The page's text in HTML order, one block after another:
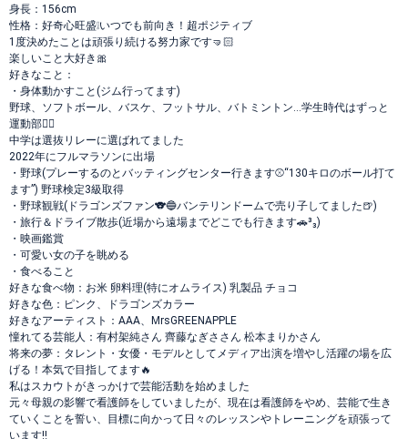
身長：156cm
性格：好奇心旺盛❕いつでも前向き！超ポジティブ
1度決めたことは頑張り続ける努力家です🤜🏻‪‪
楽しいこと大好き🎀
好きなこと：
・身体動かすこと(ジム行ってます)
野球、ソフトボール、バスケ、フットサル、バトミントン…学生時代はずっと
運動部🏃‍♂️
中学は選抜リレーに選ばれてました
2022年にフルマラソンに出場
・野球(プレーするのとバッティングセンター行きます⚾️“130キロのボール打て
ます”) 野球検定3級取得
・野球観戦(ドラゴンズファン🐨🔵バンテリンドームで売り子してました🍺)
・旅行＆ドライブ散歩(近場から遠場までどこでも行きます🚗³₃)
・映画鑑賞
・可愛い女の子を眺める
・食べること
好きな食べ物：お米 卵料理(特にオムライス) 乳製品 チョコ
好きな色：ピンク、ドラゴンズカラー
好きなアーティスト：AAA、MrsGREENAPPLE
憧れてる芸能人：有村架純さん 齊藤なぎささん 松本まりかさん
将来の夢：タレント・女優・モデルとしてメディア出演を増やし活躍の場を広
げる！本気で目指してます🔥
私はスカウトがきっかけで芸能活動を始めました
元々母親の影響で看護師をしていましたが、現在は看護師をやめ、芸能で生き
ていくことを誓い、目標に向かって日々のレッスンやトレーニングを頑張って
います‼️